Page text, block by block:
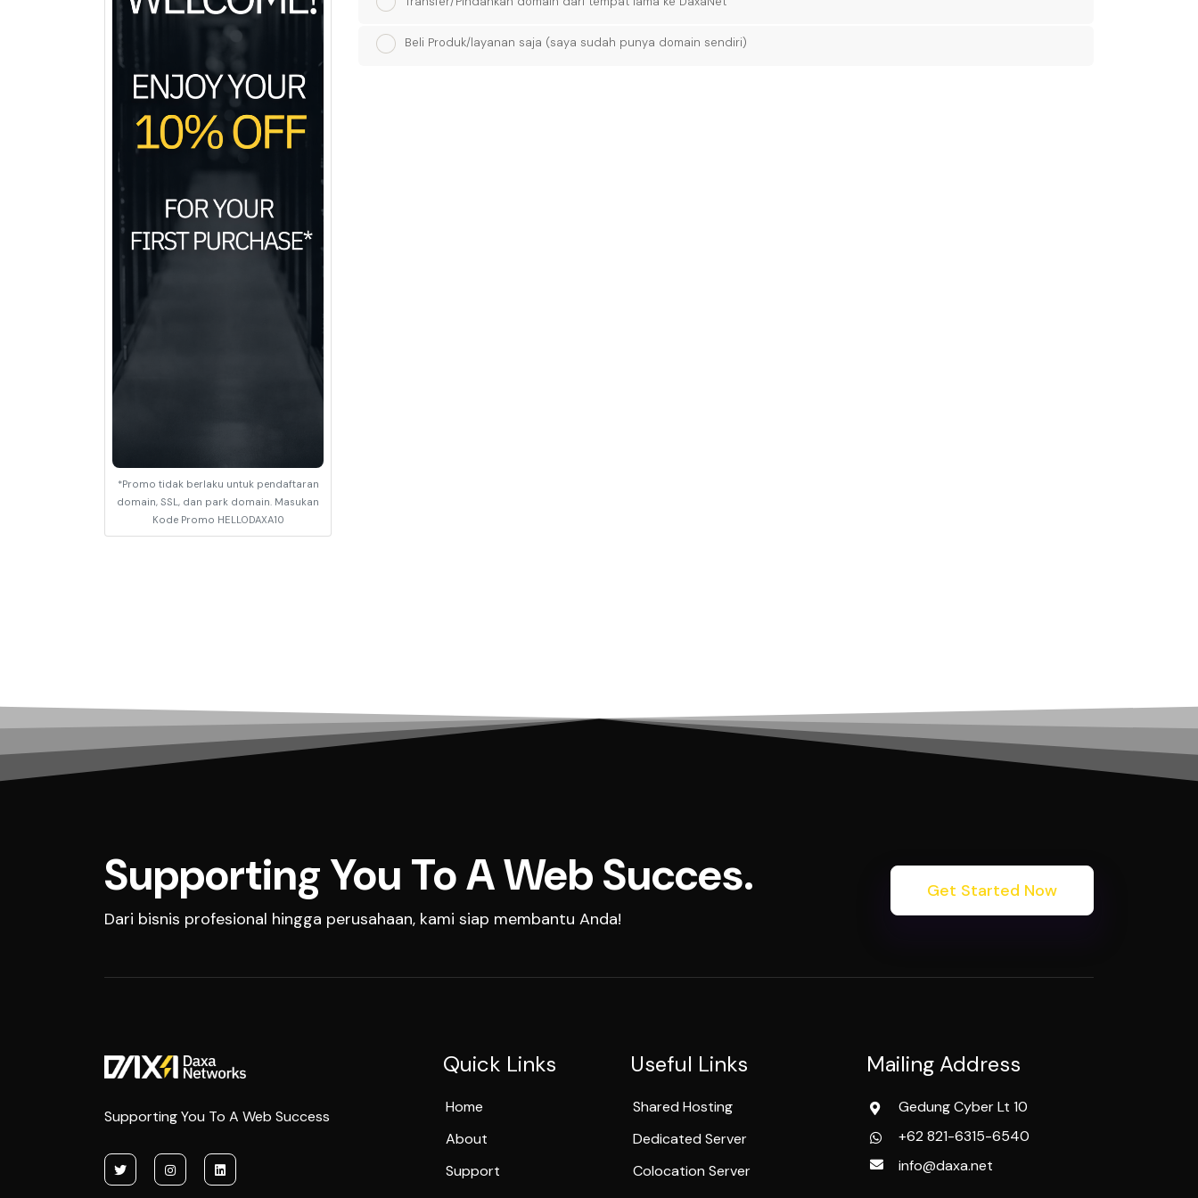
*Promo tidak berlaku untuk pendaftaran
domain, SSL, dan park domain. Masukan
Kode Promo HELLODAXA10
Beli Produk/layanan saja (saya sudah punya domain sendiri)
Supporting You To A Web Succes.
Dari bisnis profesional hingga perusahaan, kami siap membantu Anda!
Get Started Now
Supporting You To A Web Success
Quick Links
Home
About
Support
Useful Links
Shared Hosting
Dedicated Server
Colocation Server
Mailing Address
Gedung Cyber Lt 10
+62 821-6315-6540
info@daxa.net